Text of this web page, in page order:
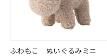
ふわもこ ぬいぐるみミニ